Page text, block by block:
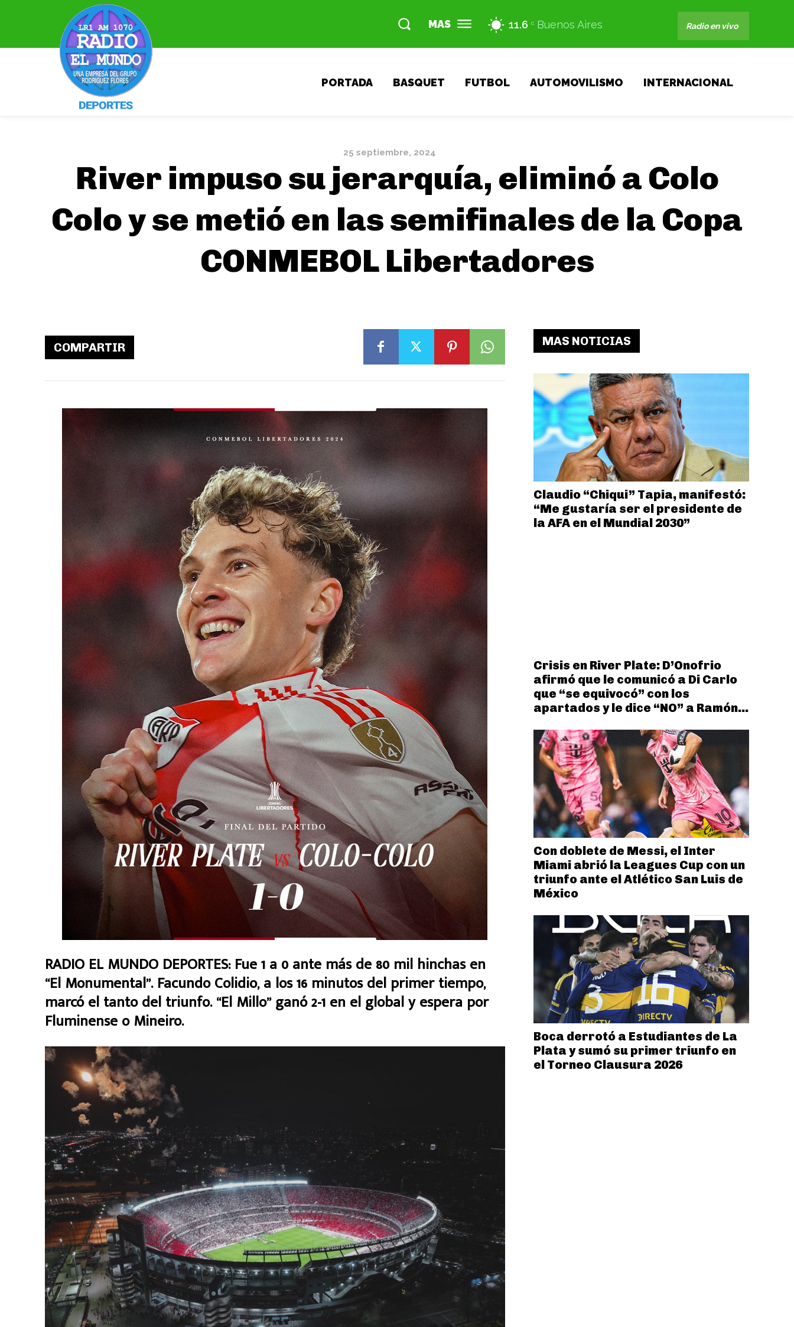
MAS 11.6 C Buenos Aires Radio en vivo
PORTADA BASQUET FUTBOL AUTOMOVILISMO INTERNACIONAL
25 septiembre, 2024
River impuso su jerarquía, eliminó a Colo
Colo y se metió en las semifinales de la Copa
CONMEBOL Libertadores
COMPARTIR
RADIO EL MUNDO DEPORTES: Fue 1 a 0 ante más de 80 mil hinchas en
“El Monumental”. Facundo Colidio, a los 16 minutos del primer tiempo,
marcó el tanto del triunfo. “El Millo” ganó 2-1 en el global y espera por
Fluminense o Mineiro.
MAS NOTICIAS
Claudio “Chiqui” Tapia, manifestó:
“Me gustaría ser el presidente de
la AFA en el Mundial 2030”
Crisis en River Plate: D’Onofrio
afirmó que le comunicó a Di Carlo
que “se equivocó” con los
apartados y le dice “NO” a Ramón...
Con doblete de Messi, el Inter
Miami abrió la Leagues Cup con un
triunfo ante el Atlético San Luis de
México
Boca derrotó a Estudiantes de La
Plata y sumó su primer triunfo en
el Torneo Clausura 2026